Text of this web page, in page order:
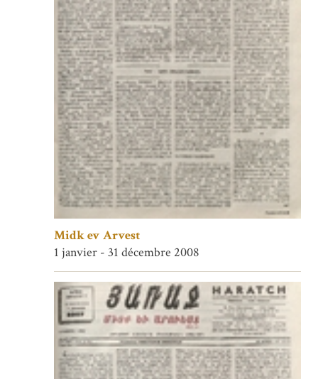
Midk ev Arvest
1 janvier - 31 décembre 2008